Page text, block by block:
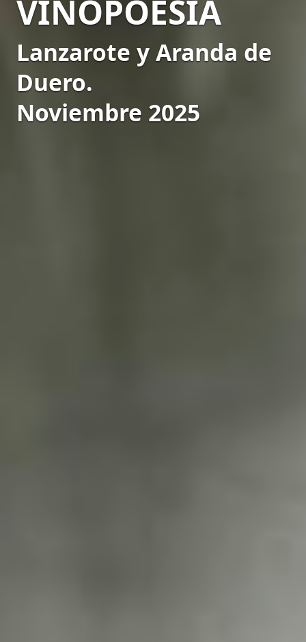
VINOPOESÍA
Lanzarote y Aranda de
Duero.
Noviembre 2025